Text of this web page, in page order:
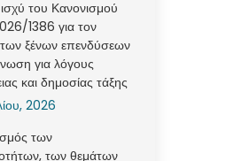
του Κανονισμού
1386 για τον
ξένων επενδύσεων
για λόγους
και δημοσίας τάξης
2026
των
των θεμάτων